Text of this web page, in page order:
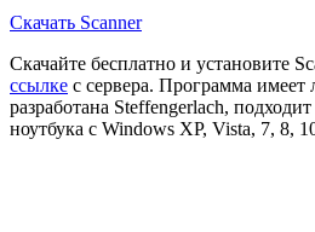
Скачать Scanner
Скачайте бесплатно и установите
ссылке с сервера. Программа
разработана Steffengerlach,
ноутбука с Windows XP, Vista, 7, 8,